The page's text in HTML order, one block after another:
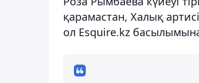
қарамастан, Халық
ол Esquire.kz